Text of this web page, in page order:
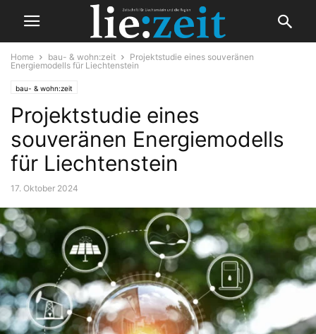
Home bau- & wohn:zeit
Projektstudie eines souveränen
Energiemodells für Liechtenstein
bau- & wohn:zeit
Projektstudie eines
souveränen Energiemodells
für Liechtenstein
17. Oktober 2024